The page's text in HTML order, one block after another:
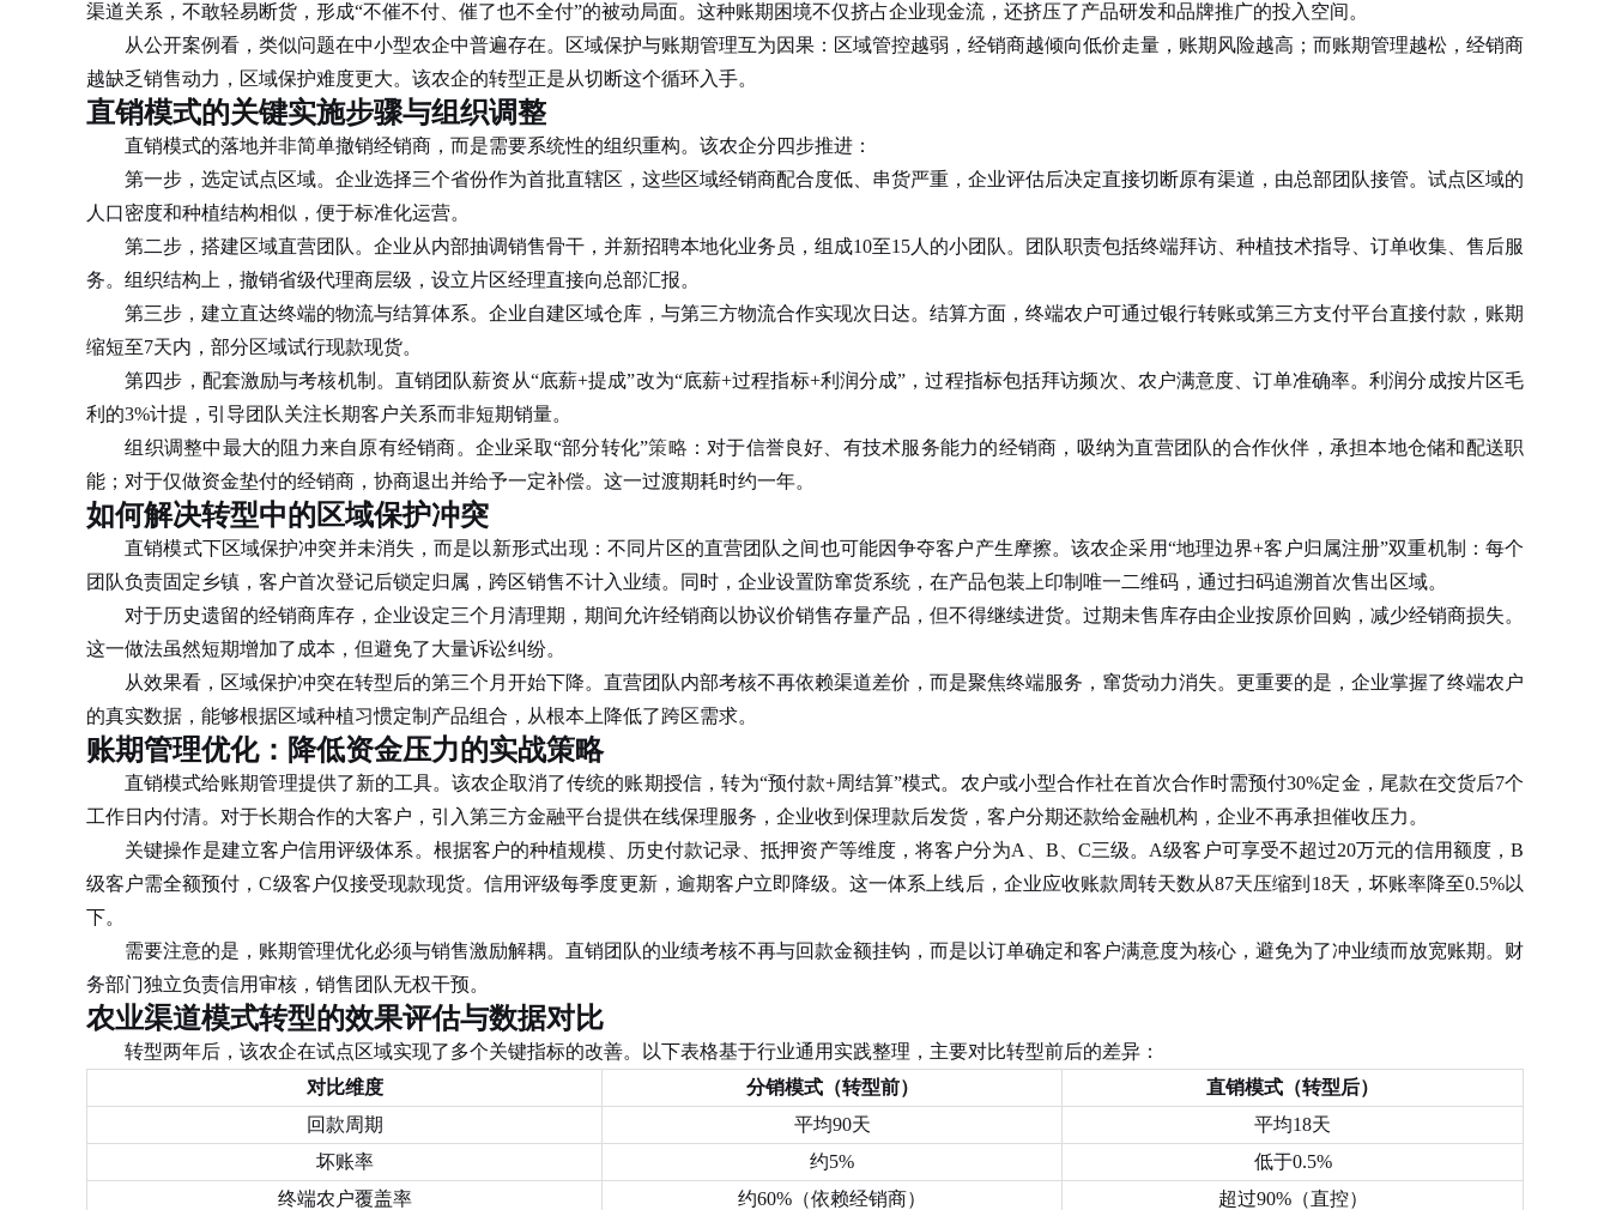
渠道关系，不敢轻易断货，形成“不催不付、催了也不全付”的被动局面。这种账期困境不仅挤占企业现金流，还挤压了产品研发和品牌推广的投入空间。
从公开案例看，类似问题在中小型农企中普遍存在。区域保护与账期管理互为因果：区域管控越弱，经销商越倾向低价走量，账期风险越高；而账期管理越松，经销商
越缺乏销售动力，区域保护难度更大。该农企的转型正是从切断这个循环入手。
直销模式的关键实施步骤与组织调整
直销模式的落地并非简单撤销经销商，而是需要系统性的组织重构。该农企分四步推进：
第一步，选定试点区域。企业选择三个省份作为首批直辖区，这些区域经销商配合度低、串货严重，企业评估后决定直接切断原有渠道，由总部团队接管。试点区域的
人口密度和种植结构相似，便于标准化运营。
第二步，搭建区域直营团队。企业从内部抽调销售骨干，并新招聘本地化业务员，组成10至15人的小团队。团队职责包括终端拜访、种植技术指导、订单收集、售后服
务。组织结构上，撤销省级代理商层级，设立片区经理直接向总部汇报。
第三步，建立直达终端的物流与结算体系。企业自建区域仓库，与第三方物流合作实现次日达。结算方面，终端农户可通过银行转账或第三方支付平台直接付款，账期
缩短至7天内，部分区域试行现款现货。
第四步，配套激励与考核机制。直销团队薪资从“底薪+提成”改为“底薪+过程指标+利润分成”，过程指标包括拜访频次、农户满意度、订单准确率。利润分成按片区毛
利的3%计提，引导团队关注长期客户关系而非短期销量。
组织调整中最大的阻力来自原有经销商。企业采取“部分转化”策略 ：对于信誉良好、有技术服务能力的经销商，吸纳为直营团队的合作伙伴，承担本地仓储和配送职
能；对于仅做资金垫付的经销商，协商退出并给予一定补偿。这一过渡期耗时约一年。
如何解决转型中的区域保护冲突
直销模式下区域保护冲突并未消失，而是以新形式出现：不同片区的直营团队之间也可能因争夺客户产生摩擦。该农企采用“地理边界+客户归属注册”双重机制：每个
团队负责固定乡镇，客户首次登记后锁定归属，跨区销售不计入业绩。同时，企业设置防窜货系统，在产品包装上印制唯一二维码，通过扫码追溯首次售出区域。
对于历史遗留的经销商库存，企业设定三个月清理期，期间允许经销商以协议价销售存量产品，但不得继续进货。过期未售库存由企业按原价回购，减少经销商损失。
这一做法虽然短期增加了成本，但避免了大量诉讼纠纷。
从效果看，区域保护冲突在转型后的第三个月开始下降。直营团队内部考核不再依赖渠道差价，而是聚焦终端服务，窜货动力消失。更重要的是，企业掌握了终端农户
的真实数据，能够根据区域种植习惯定制产品组合，从根本上降低了跨区需求。
账期管理优化：降低资金压力的实战策略
直销模式给账期管理提供了新的工具。该农企取消了传统的账期授信，转为“预付款+周结算”模式。农户或小型合作社在首次合作时需预付30%定金，尾款在交货后7个
工作日内付清。对于长期合作的大客户，引入第三方金融平台提供在线保理服务，企业收到保理款后发货，客户分期还款给金融机构，企业不再承担催收压力。
关键操作是建立客户信用评级体系。根据客户的种植规模、历史付款记录、抵押资产等维度，将客户分为A、B、C三级。A级客户可享受不超过20万元的信用额度，B
级客户需全额预付，C级客户仅接受现款现货。信用评级每季度更新，逾期客户立即降级。这一体系上线后，企业应收账款周转天数从87天压缩到18天，坏账率降至0.5%以
下。
需要注意的是，账期管理优化必须与销售激励解耦。直销团队的业绩考核不再与回款金额挂钩，而是以订单确定和客户满意度为核心，避免为了冲业绩而放宽账期。财
务部门独立负责信用审核，销售团队无权干预。
农业渠道模式转型的效果评估与数据对比
转型两年后，该农企在试点区域实现了多个关键指标的改善。以下表格基于行业通用实践整理，主要对比转型前后的差异：
对比维度
分销模式（转型前）
直销模式（转型后）
回款周期
平均90天
平均18天
坏账率
约5%
低于0.5%
终端农户覆盖率
约60%（依赖经销商）
超过90%（直控）